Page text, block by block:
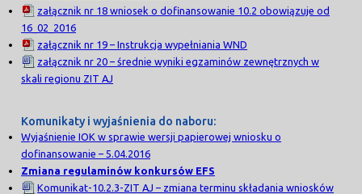
załącznik nr 18 wniosek o dofinansowanie 10.2 obowiązuje od
16_02_2016
załącznik nr 19 – Instrukcja wypełniania WND
załącznik nr 20 – średnie wyniki egzaminów zewnętrznych w
skali regionu ZIT AJ
Komunikaty i wyjaśnienia do naboru:
Wyjaśnienie IOK w sprawie wersji papierowej wniosku o
dofinansowanie – 5.04.2016
Zmiana regulaminów konkursów EFS
Komunikat-10.2.3-ZIT AJ – zmiana terminu składania wniosków